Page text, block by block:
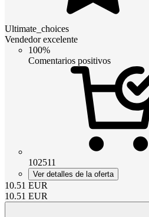
Ultimate_choices
Vendedor excelente
100%
Comentarios positivos
102511
Ver detalles de la oferta
10.51 EUR
10.51 EUR